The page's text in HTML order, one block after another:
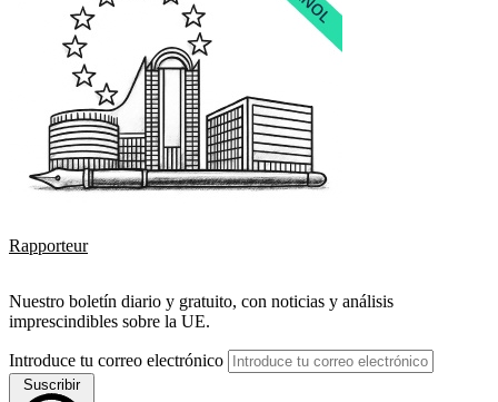
Rapporteur
Nuestro boletín diario y gratuito, con noticias y análisis
imprescindibles sobre la UE.
Introduce tu correo electrónico
Suscribir